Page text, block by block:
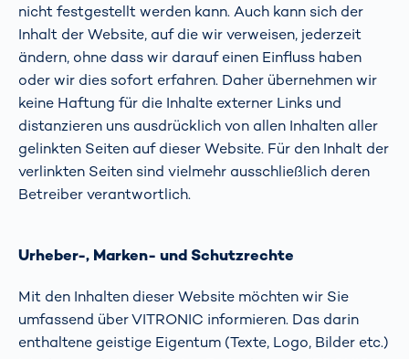
nicht festgestellt werden kann. Auch kann sich der
Inhalt der Website, auf die wir verweisen, jederzeit
ändern, ohne dass wir darauf einen Einfluss haben
oder wir dies sofort erfahren. Daher übernehmen wir
keine Haftung für die Inhalte externer Links und
distanzieren uns ausdrücklich von allen Inhalten aller
gelinkten Seiten auf dieser Website. Für den Inhalt der
verlinkten Seiten sind vielmehr ausschließlich deren
Betreiber verantwortlich.
Urheber-, Marken- und Schutzrechte
Mit den Inhalten dieser Website möchten wir Sie
umfassend über VITRONIC informieren. Das darin
enthaltene geistige Eigentum (Texte, Logo, Bilder etc.)